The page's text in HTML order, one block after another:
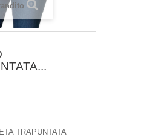
TRAPUNTATA